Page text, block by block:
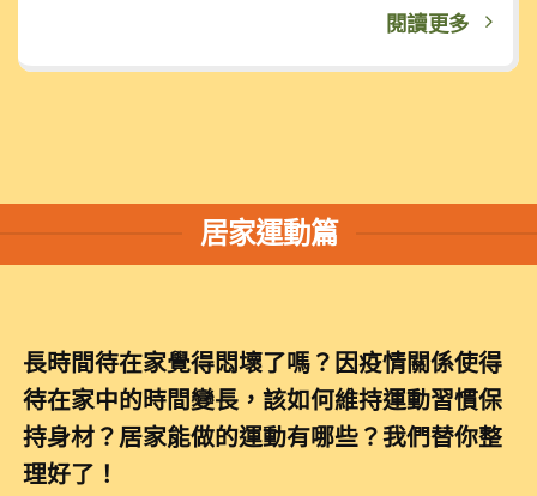
閱讀更多
居家運動篇
長時間待在家覺得悶壞了嗎？因疫情關係使得
待在家中的時間變長，該如何維持運動習慣保
持身材？居家能做的運動有哪些？我們替你整
理好了！